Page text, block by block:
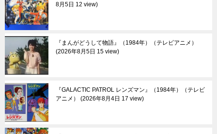
8月5日 12 view
『まんがどうして物語』（1984年）（テレビアニメ）
2026年8月5日 15 view
『GALACTIC PATROL レンズマン』（1984年）（テレビ
アニメ）
2026年8月4日 17 view